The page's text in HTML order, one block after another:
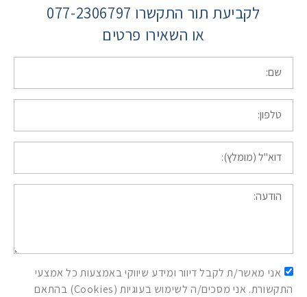
לקביעת תור התקשרו 077-2306797
או השאירו פרטים
אני מאשר/ת לקבל דיוור ומידע שיווקי באמצעות כל אמצעי
התקשורת. אני מסכים/ה לשימוש בעוגיות (Cookies) בהתאם